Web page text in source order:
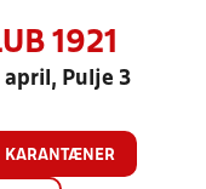
1921
april, Pulje 3
KARANTÆNER